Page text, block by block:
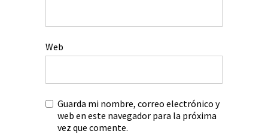
Web
Guarda mi nombre, correo electrónico y
web en este navegador para la próxima
vez que comente.